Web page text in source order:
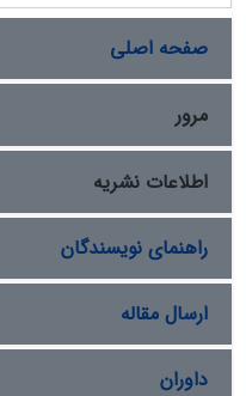
صفحه اصلی
مرور
اطلاعات نشریه
راهنمای نویسندگان
ارسال مقاله
داوران